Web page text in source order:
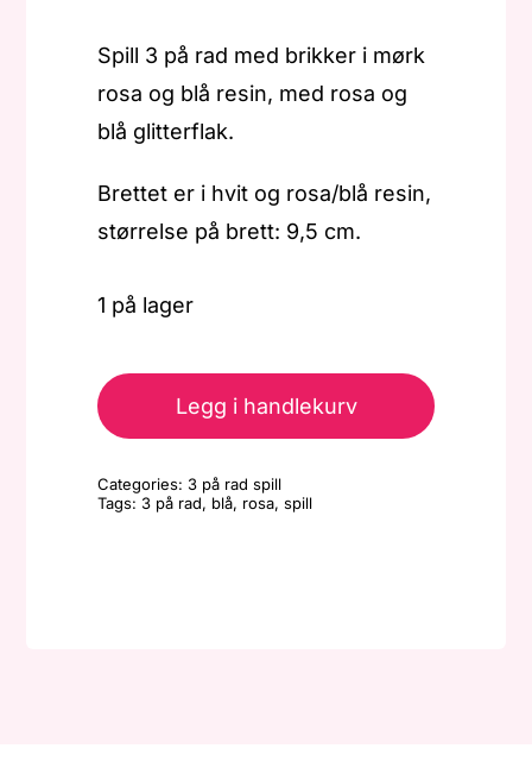
Spill 3 på rad med brikker i mørk
rosa og blå resin, med rosa og
blå glitterflak.
Brettet er i hvit og rosa/blå resin,
størrelse på brett: 9,5 cm.
1 på lager
-
rad
Legg i handlekurv
Categories: 3 på rad spill
Tags: 3 på rad, blå, rosa,spill